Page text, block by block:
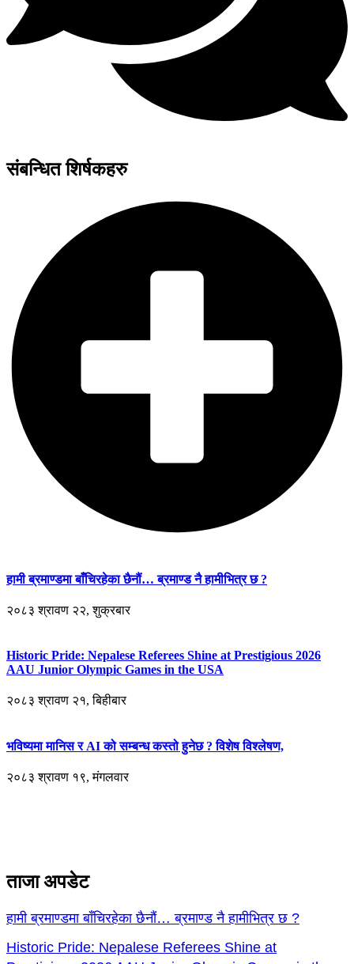
संबन्धित शिर्षकहरु
हामी ब्रमाण्डमा बाँचिरहेका छैनौं… ब्रमाण्ड नै हामीभित्र छ ?
२०८३ श्रावण २२, शुक्रबार
Historic Pride: Nepalese Referees Shine at Prestigious 2026
AAU Junior Olympic Games in the USA
२०८३ श्रावण २१, बिहीबार
भविष्यमा मानिस र AI को सम्बन्ध कस्तो हुनेछ ? विशेष विश्लेषण,
२०८३ श्रावण १९, मंगलवार
ताजा अपडेट
हामी ब्रमाण्डमा बाँचिरहेका छैनौं… ब्रमाण्ड नै हामीभित्र छ ?
Historic Pride: Nepalese Referees Shine at